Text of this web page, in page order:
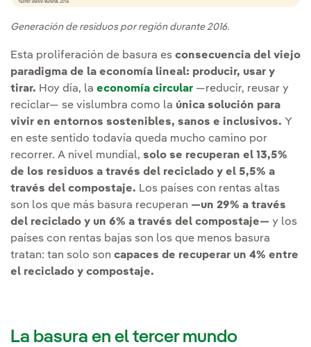
Generación de residuos por región durante 2016.
Esta proliferación de basura es consecuencia del viejo
paradigma de la economía lineal: producir, usar y
tirar. Hoy día, la economía circular —reducir, reusar y
reciclar— se vislumbra como la única solución para
vivir en entornos sostenibles, sanos e inclusivos. Y
en este sentido todavía queda mucho camino por
recorrer. A nivel mundial, solo se recuperan el 13,5%
de los residuos a través del reciclado y el 5,5% a
través del compostaje. Los países con rentas altas
son los que más basura recuperan —un 29% a través
del reciclado y un 6% a través del compostaje— y los
países con rentas bajas son los que menos basura
tratan: tan solo son capaces de recuperar un 4% entre
el reciclado y compostaje.
La basura en el tercer mundo